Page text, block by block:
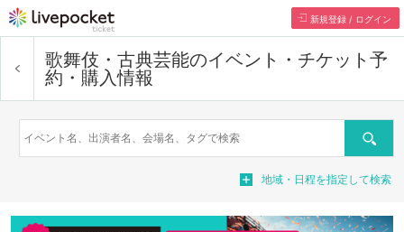
新規登録 / ログイン
歌舞伎・古典芸能のイベント・チケット予
約・購入情報
検索
地域・日程を指定して検索